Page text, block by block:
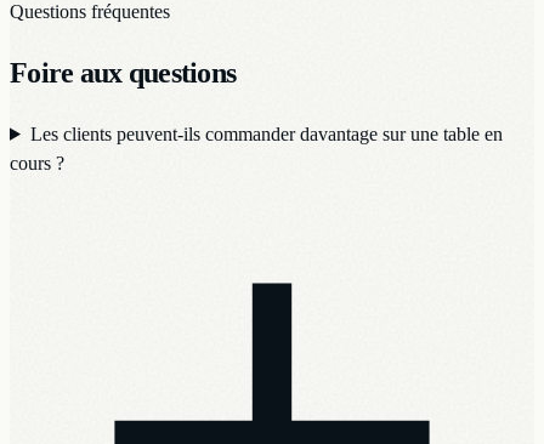
Questions fréquentes
Foire aux questions
Les clients peuvent-ils commander davantage sur une table en
cours ?